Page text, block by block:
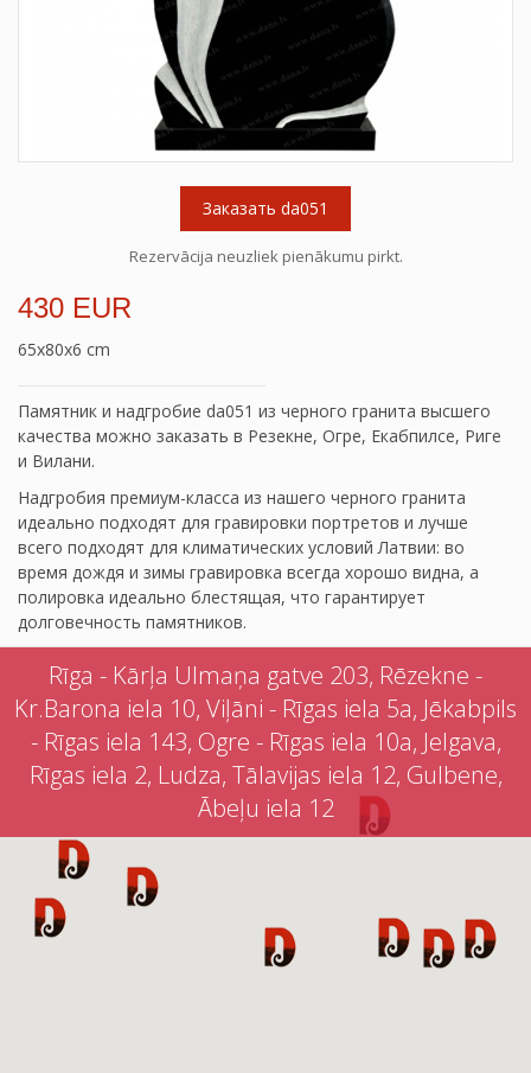
Заказать da051
Rezervācija neuzliek pienākumu pirkt.
430 EUR
65x80x6 cm
Памятник и надгробие da051 из черного гранита высшего
качества можно заказать в Резекне, Огре, Екабпилсе, Риге
и Вилани.
Надгробия премиум-класса из нашего черного гранита
идеально подходят для гравировки портретов и лучше
всего подходят для климатических условий Латвии: во
время дождя и зимы гравировка всегда хорошо видна, а
полировка идеально блестящая, что гарантирует
долговечность памятников.
Rīga - Kārļa Ulmaņa gatve 203, Rēzekne -
Kr.Barona iela 10, Viļāni - Rīgas iela 5a, Jēkabpils
- Rīgas iela 143, Ogre - Rīgas iela 10a, Jelgava,
Rīgas iela 2, Ludza, Tālavijas iela 12, Gulbene,
Ābeļu iela 12